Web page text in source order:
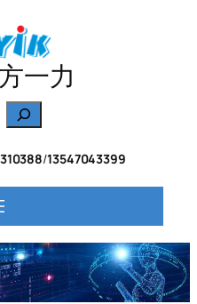
一力
搜
索
/13547043399